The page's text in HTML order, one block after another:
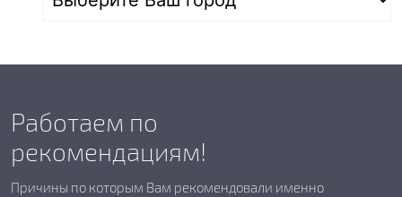
Работаем по
рекомендациям!
Причины по которым Вам рекомендовали именно